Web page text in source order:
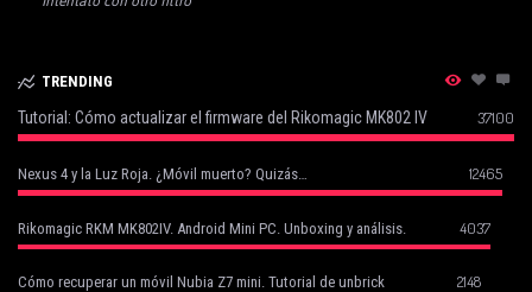
TRENDING
Tutorial: Cómo actualizar el firmware del Rikomagic MK802 IV 37100
Nexus 4 y la Luz Roja. ¿Móvil muerto? Quizás… 12465
Rikomagic RKM MK802IV. Android Mini PC. Unboxing y análisis. 4037
Cómo recuperar un móvil Nubia Z7 mini. Tutorial de unbrick 2148